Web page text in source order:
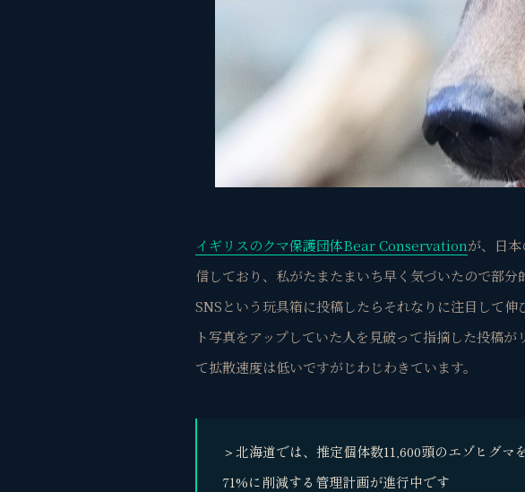
イギリスのクマ保護団体Bear Conservationが、日
信しており、私がたまたまいち早く気づいたので部分
SNSという玩具箱に投稿したらそれなりに注目して
ト写真をアップしていた人を見破って指摘した投稿が
て拡散速度は低いですがじわじわきています。
＞北海道では、推定個体数11,600頭のエゾヒグマ
71%に削減する管理計画が進行中です